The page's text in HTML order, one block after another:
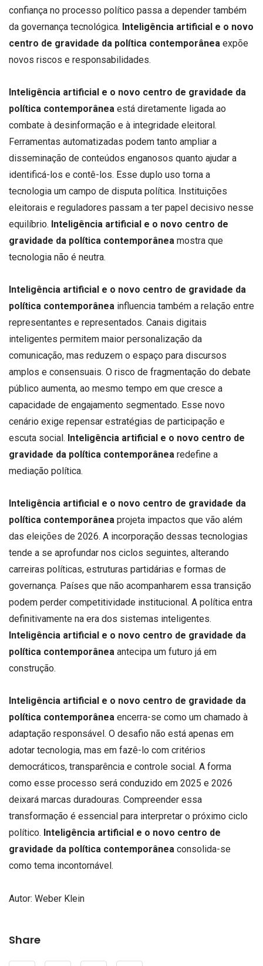
confiança no processo político passa a depender também
da governança tecnológica. Inteligência artificial e o novo
centro de gravidade da política contemporânea expõe
novos riscos e responsabilidades.
Inteligência artificial e o novo centro de gravidade da
política contemporânea está diretamente ligada ao
combate à desinformação e à integridade eleitoral.
Ferramentas automatizadas podem tanto ampliar a
disseminação de conteúdos enganosos quanto ajudar a
identificá-los e contê-los. Esse duplo uso torna a
tecnologia um campo de disputa política. Instituições
eleitorais e reguladores passam a ter papel decisivo nesse
equilíbrio. Inteligência artificial e o novo centro de
gravidade da política contemporânea mostra que
tecnologia não é neutra.
Inteligência artificial e o novo centro de gravidade da
política contemporânea influencia também a relação entre
representantes e representados. Canais digitais
inteligentes permitem maior personalização da
comunicação, mas reduzem o espaço para discursos
amplos e consensuais. O risco de fragmentação do debate
público aumenta, ao mesmo tempo em que cresce a
capacidade de engajamento segmentado. Esse novo
cenário exige repensar estratégias de participação e
escuta social. Inteligência artificial e o novo centro de
gravidade da política contemporânea redefine a
mediação política.
Inteligência artificial e o novo centro de gravidade da
política contemporânea projeta impactos que vão além
das eleições de 2026. A incorporação dessas tecnologias
tende a se aprofundar nos ciclos seguintes, alterando
carreiras políticas, estruturas partidárias e formas de
governança. Países que não acompanharem essa transição
podem perder competitividade institucional. A política entra
definitivamente na era dos sistemas inteligentes.
Inteligência artificial e o novo centro de gravidade da
política contemporânea antecipa um futuro já em
construção.
Inteligência artificial e o novo centro de gravidade da
política contemporânea encerra-se como um chamado à
adaptação responsável. O desafio não está apenas em
adotar tecnologia, mas em fazê-lo com critérios
democráticos, transparência e controle social. A forma
como esse processo será conduzido em 2025 e 2026
deixará marcas duradouras. Compreender essa
transformação é essencial para interpretar o próximo ciclo
político. Inteligência artificial e o novo centro de
gravidade da política contemporânea consolida-se
como tema incontornável.
Autor: Weber Klein
Share